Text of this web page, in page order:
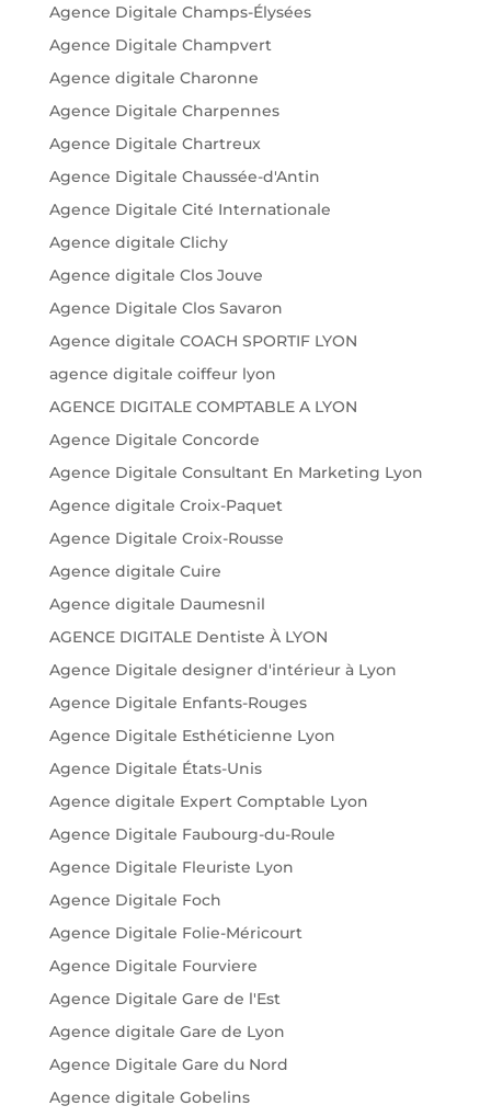
Agence Digitale Champs-Élysées
Agence Digitale Champvert
Agence digitale Charonne
Agence Digitale Charpennes
Agence Digitale Chartreux
Agence Digitale Chaussée-d'Antin
Agence Digitale Cité Internationale
Agence digitale Clichy
Agence digitale Clos Jouve
Agence Digitale Clos Savaron
Agence digitale COACH SPORTIF LYON
agence digitale coiffeur lyon
AGENCE DIGITALE COMPTABLE A LYON
Agence Digitale Concorde
Agence Digitale Consultant En Marketing Lyon
Agence digitale Croix-Paquet
Agence Digitale Croix-Rousse
Agence digitale Cuire
Agence digitale Daumesnil
AGENCE DIGITALE Dentiste À LYON
Agence Digitale designer d'intérieur à Lyon
Agence Digitale Enfants-Rouges
Agence Digitale Esthéticienne Lyon
Agence Digitale États-Unis
Agence digitale Expert Comptable Lyon
Agence Digitale Faubourg-du-Roule
Agence Digitale Fleuriste Lyon
Agence Digitale Foch
Agence Digitale Folie-Méricourt
Agence Digitale Fourviere
Agence Digitale Gare de l'Est
Agence digitale Gare de Lyon
Agence Digitale Gare du Nord
Agence digitale Gobelins